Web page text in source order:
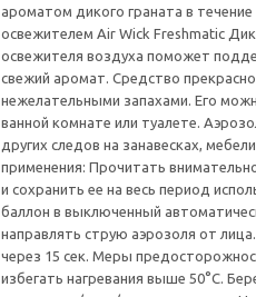
ароматом дикого граната в
освежителем Air Wick Freshmatic
освежителя воздуха поможет
свежий аромат. Средство
нежелательными запахами. Его
ванной комнате или туалете.
других следов на занавесках,
применения: Прочитать
и сохранить ее на весь период
баллон в выключенный
направлять струю аэрозоля от
через 15 сек. Меры
избегать нагревания выше 50°С.